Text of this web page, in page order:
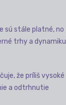
sú stále platné, no
trhy a dynamiku
že príliš vysoké
a odtrhnutie